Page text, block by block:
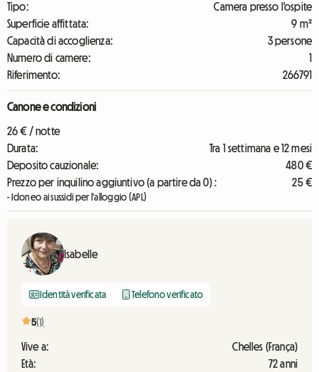
Tipo:
Camera presso l'ospite
Superficie affittata:
9 m²
Capacità di accoglienza:
3 persone
Numero di camere:
1
Riferimento:
266791
Canone e condizioni
26 € / notte
Durata:
Tra 1 settimana e 12 mesi
Deposito cauzionale:
480 €
Prezzo per inquilino aggiuntivo (a partire da 0) :
25 €
- Idoneo ai sussidi per l'alloggio (APL)
Isabelle
Identità verificata Telefono verificato
5(1)
Vive a:
Chelles (França)
Età:
72 anni